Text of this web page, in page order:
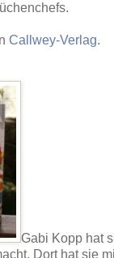
Callwey-Verlag.
Gabi Kopp hat
Dort hat sie